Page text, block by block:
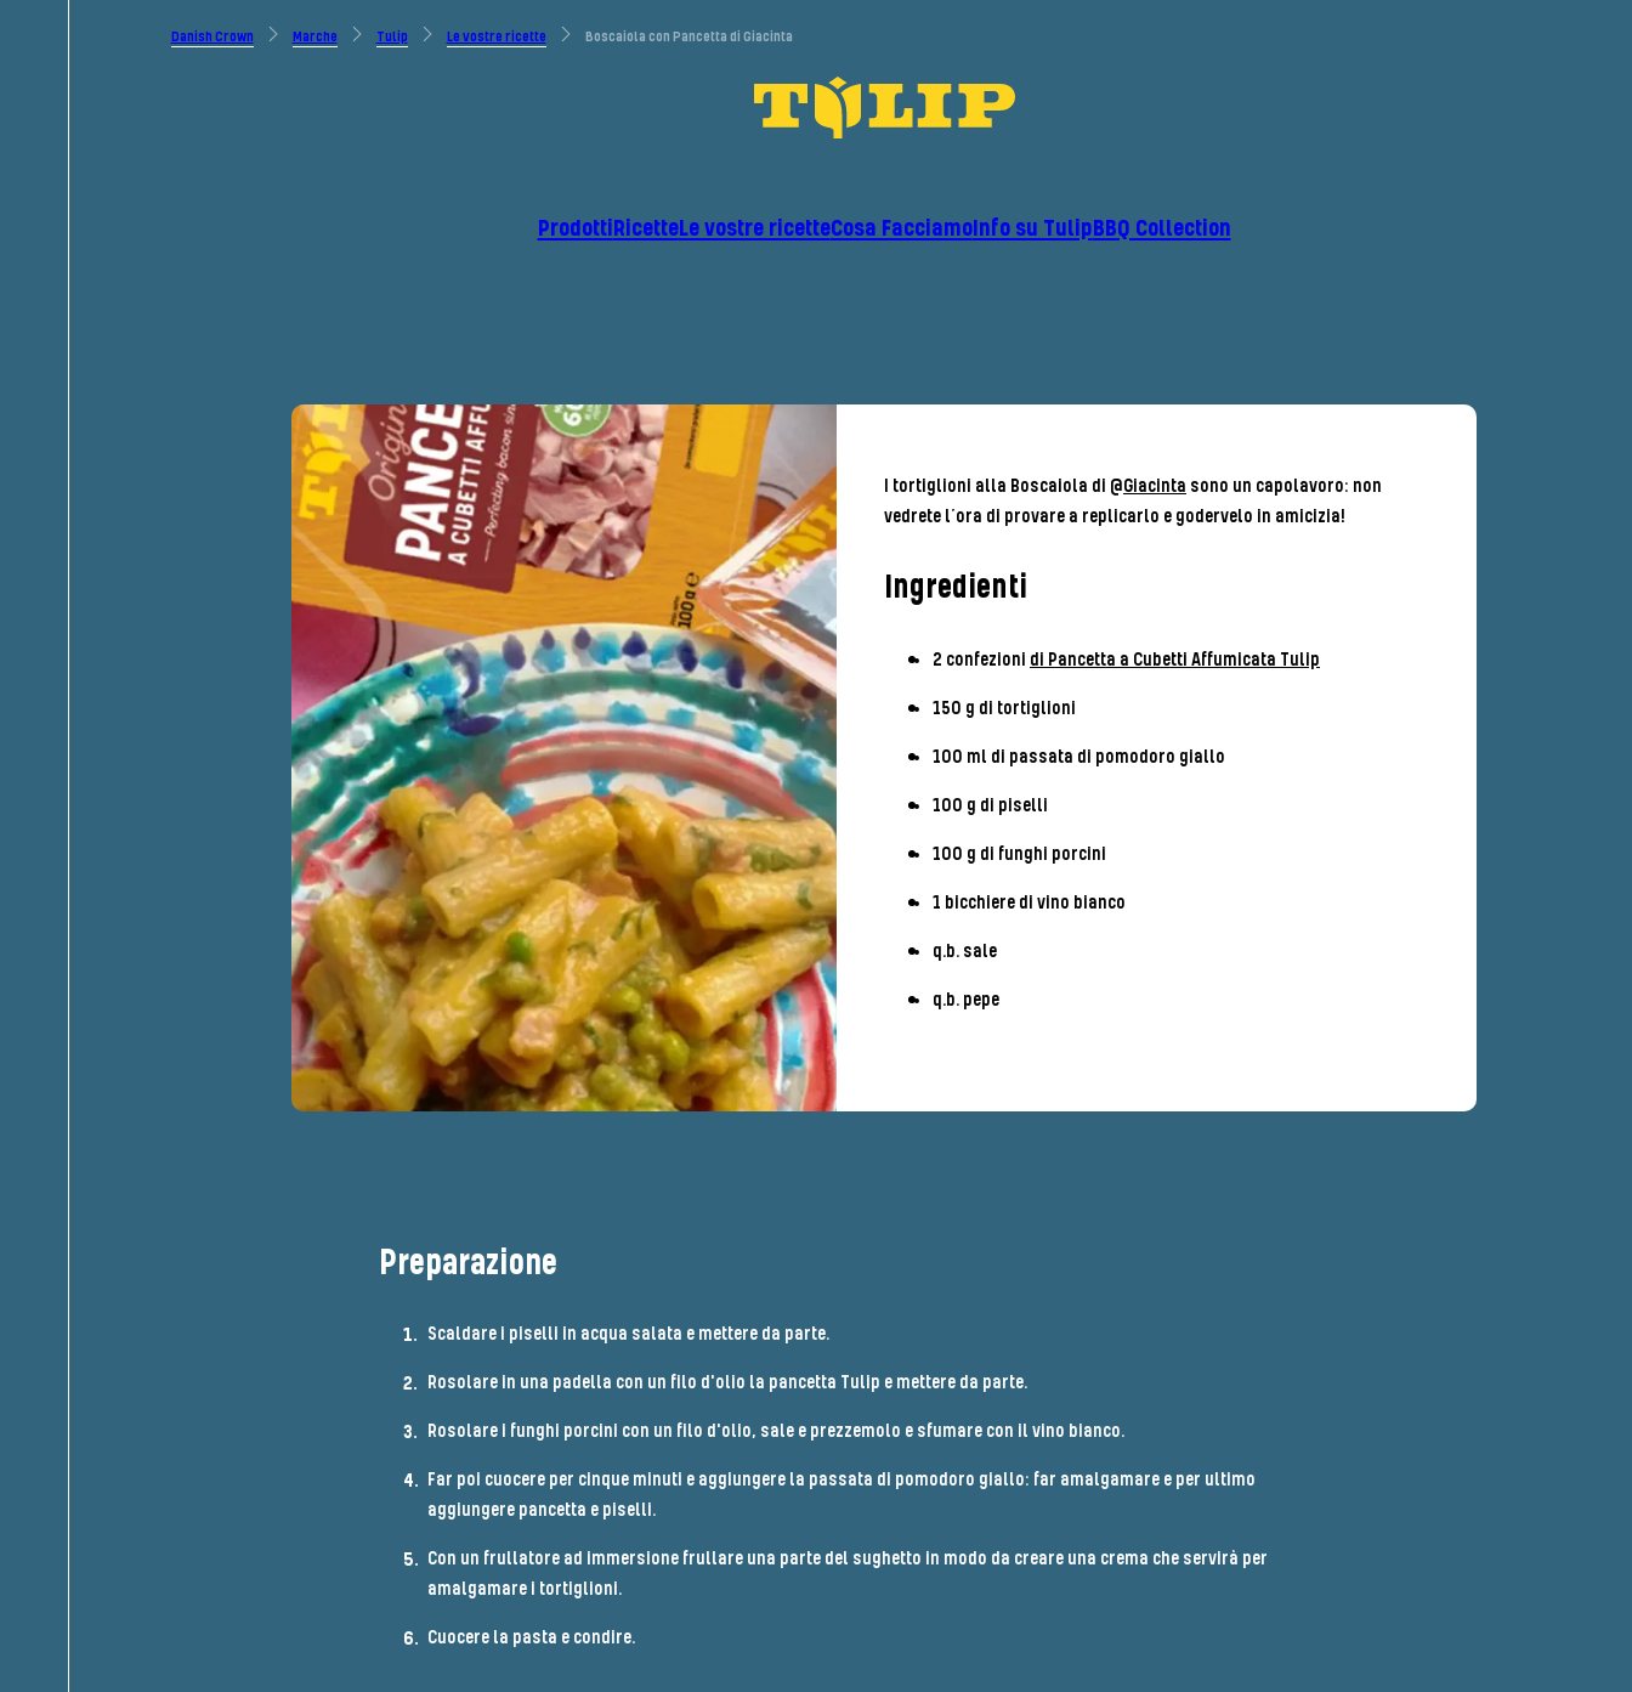
Danish Crown Marche Tulip Le vostre ricette Boscaiola con Pancetta di Giacinta
ProdottiRicetteLe vostre ricetteCosa FacciamoInfo su TulipBBQ Collection
I tortiglioni alla Boscaiola di @Giacinta sono un capolavoro: non
vedrete l’ora di provare a replicarlo e godervelo in amicizia!
Ingredienti
2 confezioni di Pancetta a Cubetti Affumicata Tulip
150 g di tortiglioni
100 ml di passata di pomodoro giallo
100 g di piselli
100 g di funghi porcini
1 bicchiere di vino bianco
q.b. sale
q.b. pepe
Preparazione
Scaldare i piselli in acqua salata e mettere da parte.
Rosolare in una padella con un filo d'olio la pancetta Tulip e mettere da parte.
Rosolare i funghi porcini con un filo d'olio, sale e prezzemolo e sfumare con il vino bianco.
Far poi cuocere per cinque minuti e aggiungere la passata di pomodoro giallo: far amalgamare e per ultimo
aggiungere pancetta e piselli.
Con un frullatore ad immersione frullare una parte del sughetto in modo da creare una crema che servirà per
amalgamare i tortiglioni.
Cuocere la pasta e condire.